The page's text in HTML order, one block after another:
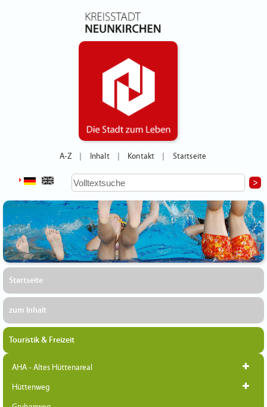
A-Z Inhalt Kontakt Startseite
Startseite
zum Inhalt
Touristik & Freizeit
AHA - Altes Hüttenareal
Hüttenweg